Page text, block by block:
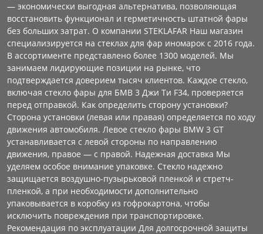
— экономически выгодная альтернатива, позволяющая
восстановить функционал и герметичность штатной фары
без больших затрат. О компании STEKLAFAR Наш магазин
специализируется на стеклах для фар иномарок с 2016 года.
В ассортименте представлено более 1300 моделей. Мы
занимаем лидирующие позиции на рынке, что
подтверждается доверием тысяч клиентов. Каждое стекло,
включая стекло фары для БМВ 3 Джи Ти F34, проверяется
перед отправкой. Как определить сторону установки?
Сторона установки (левая или правая) определяется по ходу
движения автомобиля. Левое стекло фары BMW 3 GT
устанавливается с левой стороны по направлению
движения, правое — с правой. Надежная доставка Мы
уделяем особое внимание упаковке. Стекло надежно
защищается воздушно-пузырьковой пленкой и стретч-
пленкой, а при необходимости дополнительно
упаковывается в коробку из гофрокартона, чтобы
исключить повреждения при транспортировке.
Рекомендация по эксплуатации Для долгосрочной защиты